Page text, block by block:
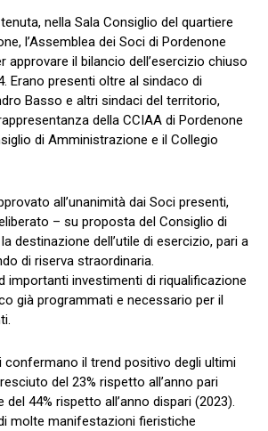
tenuta, nella Sala Consiglio del quartiere
l’Assemblea dei Soci di Pordenone
approvare il bilancio dell’esercizio chiuso
Erano presenti oltre al sindaco di
Basso e altri sindaci del territorio,
della CCIAA di Pordenone
di Amministrazione e il Collegio
all’unanimità dai Soci presenti,
– su proposta del Consiglio di
destinazione dell’utile di esercizio, pari a
di riserva straordinaria.
importanti investimenti di riqualificazione
già programmati e necessario per il
confermano il trend positivo degli ultimi
del 23% rispetto all’anno pari
del 44% rispetto all’anno dispari (2023).
molte manifestazioni fieristiche